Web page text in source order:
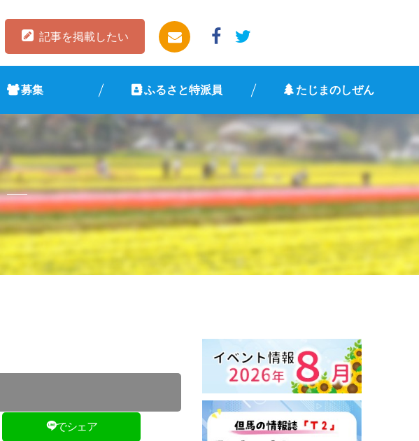
記事を掲載したい
募集 ふるさと特派員 たじまのしぜん
でシェア